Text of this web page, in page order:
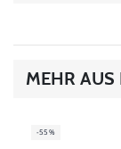
MEHR AUS
-55%